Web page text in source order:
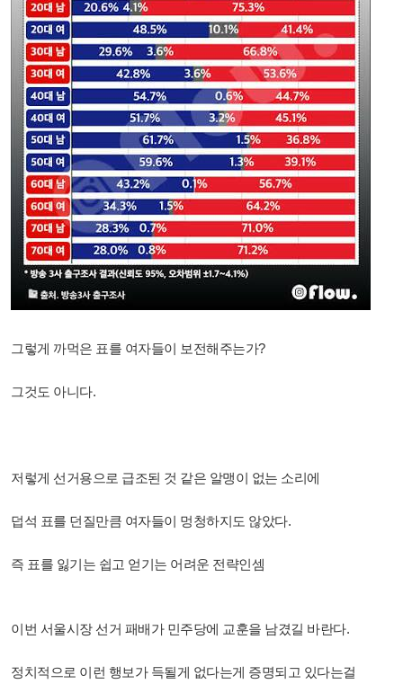
그렇게 까먹은 표를 여자들이 보전해주는가?
그것도 아니다.
저렇게 선거용으로 급조된 것 같은 알맹이 없는 소리에
덥석 표를 던질만큼 여자들이 멍청하지도 않았다.
즉 표를 잃기는 쉽고 얻기는 어려운 전략인셈
이번 서울시장 선거 패배가 민주당에 교훈을 남겼길 바란다.
정치적으로 이런 행보가 득될게 없다는게 증명되고 있다는걸